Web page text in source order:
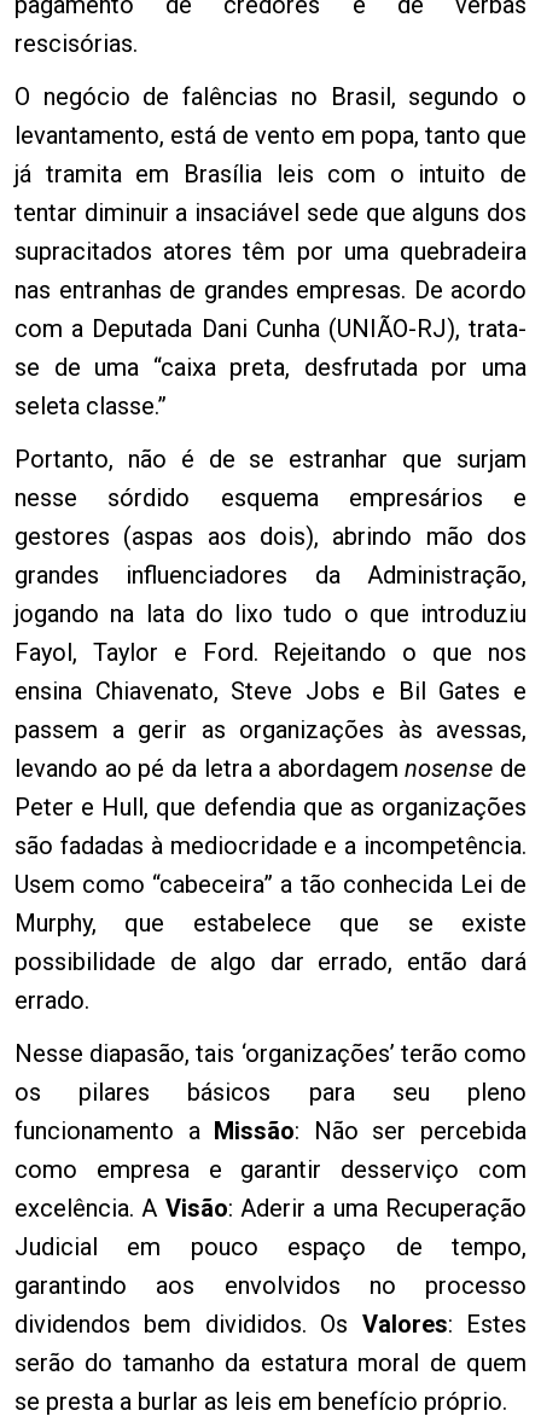
rescisórias.
O negócio de falências no Brasil, segundo o
levantamento, está de vento em popa, tanto que
já tramita em Brasília leis com o intuito de
tentar diminuir a insaciável sede que alguns dos
supracitados atores têm por uma quebradeira
nas entranhas de grandes empresas. De acordo
com a Deputada Dani Cunha (UNIÃO-RJ), trata-
se de uma “caixa preta, desfrutada por uma
seleta classe.”
Portanto, não é de se estranhar que surjam
nesse sórdido esquema empresários e
gestores (aspas aos dois), abrindo mão dos
grandes influenciadores da Administração,
jogando na lata do lixo tudo o que introduziu
Fayol, Taylor e Ford. Rejeitando o que nos
ensina Chiavenato, Steve Jobs e Bil Gates e
passem a gerir as organizações às avessas,
levando ao pé da letra a abordagemnosense de
Peter e Hull, que defendia que as organizações
são fadadas à mediocridade e a incompetência.
Usem como “cabeceira” a tão conhecida Lei de
Murphy, que estabelece que se existe
possibilidade de algo dar errado, então dará
errado.
Nesse diapasão, tais ‘organizações’ terão como
os pilares básicos para seu pleno
funcionamento a Missão: Não ser percebida
como empresa e garantir desserviço com
excelência. A Visão: Aderir a uma Recuperação
Judicial em pouco espaço de tempo,
garantindo aos envolvidos no processo
dividendos bem divididos. Os Valores: Estes
serão do tamanho da estatura moral de quem
se presta a burlar as leis em benefício próprio.